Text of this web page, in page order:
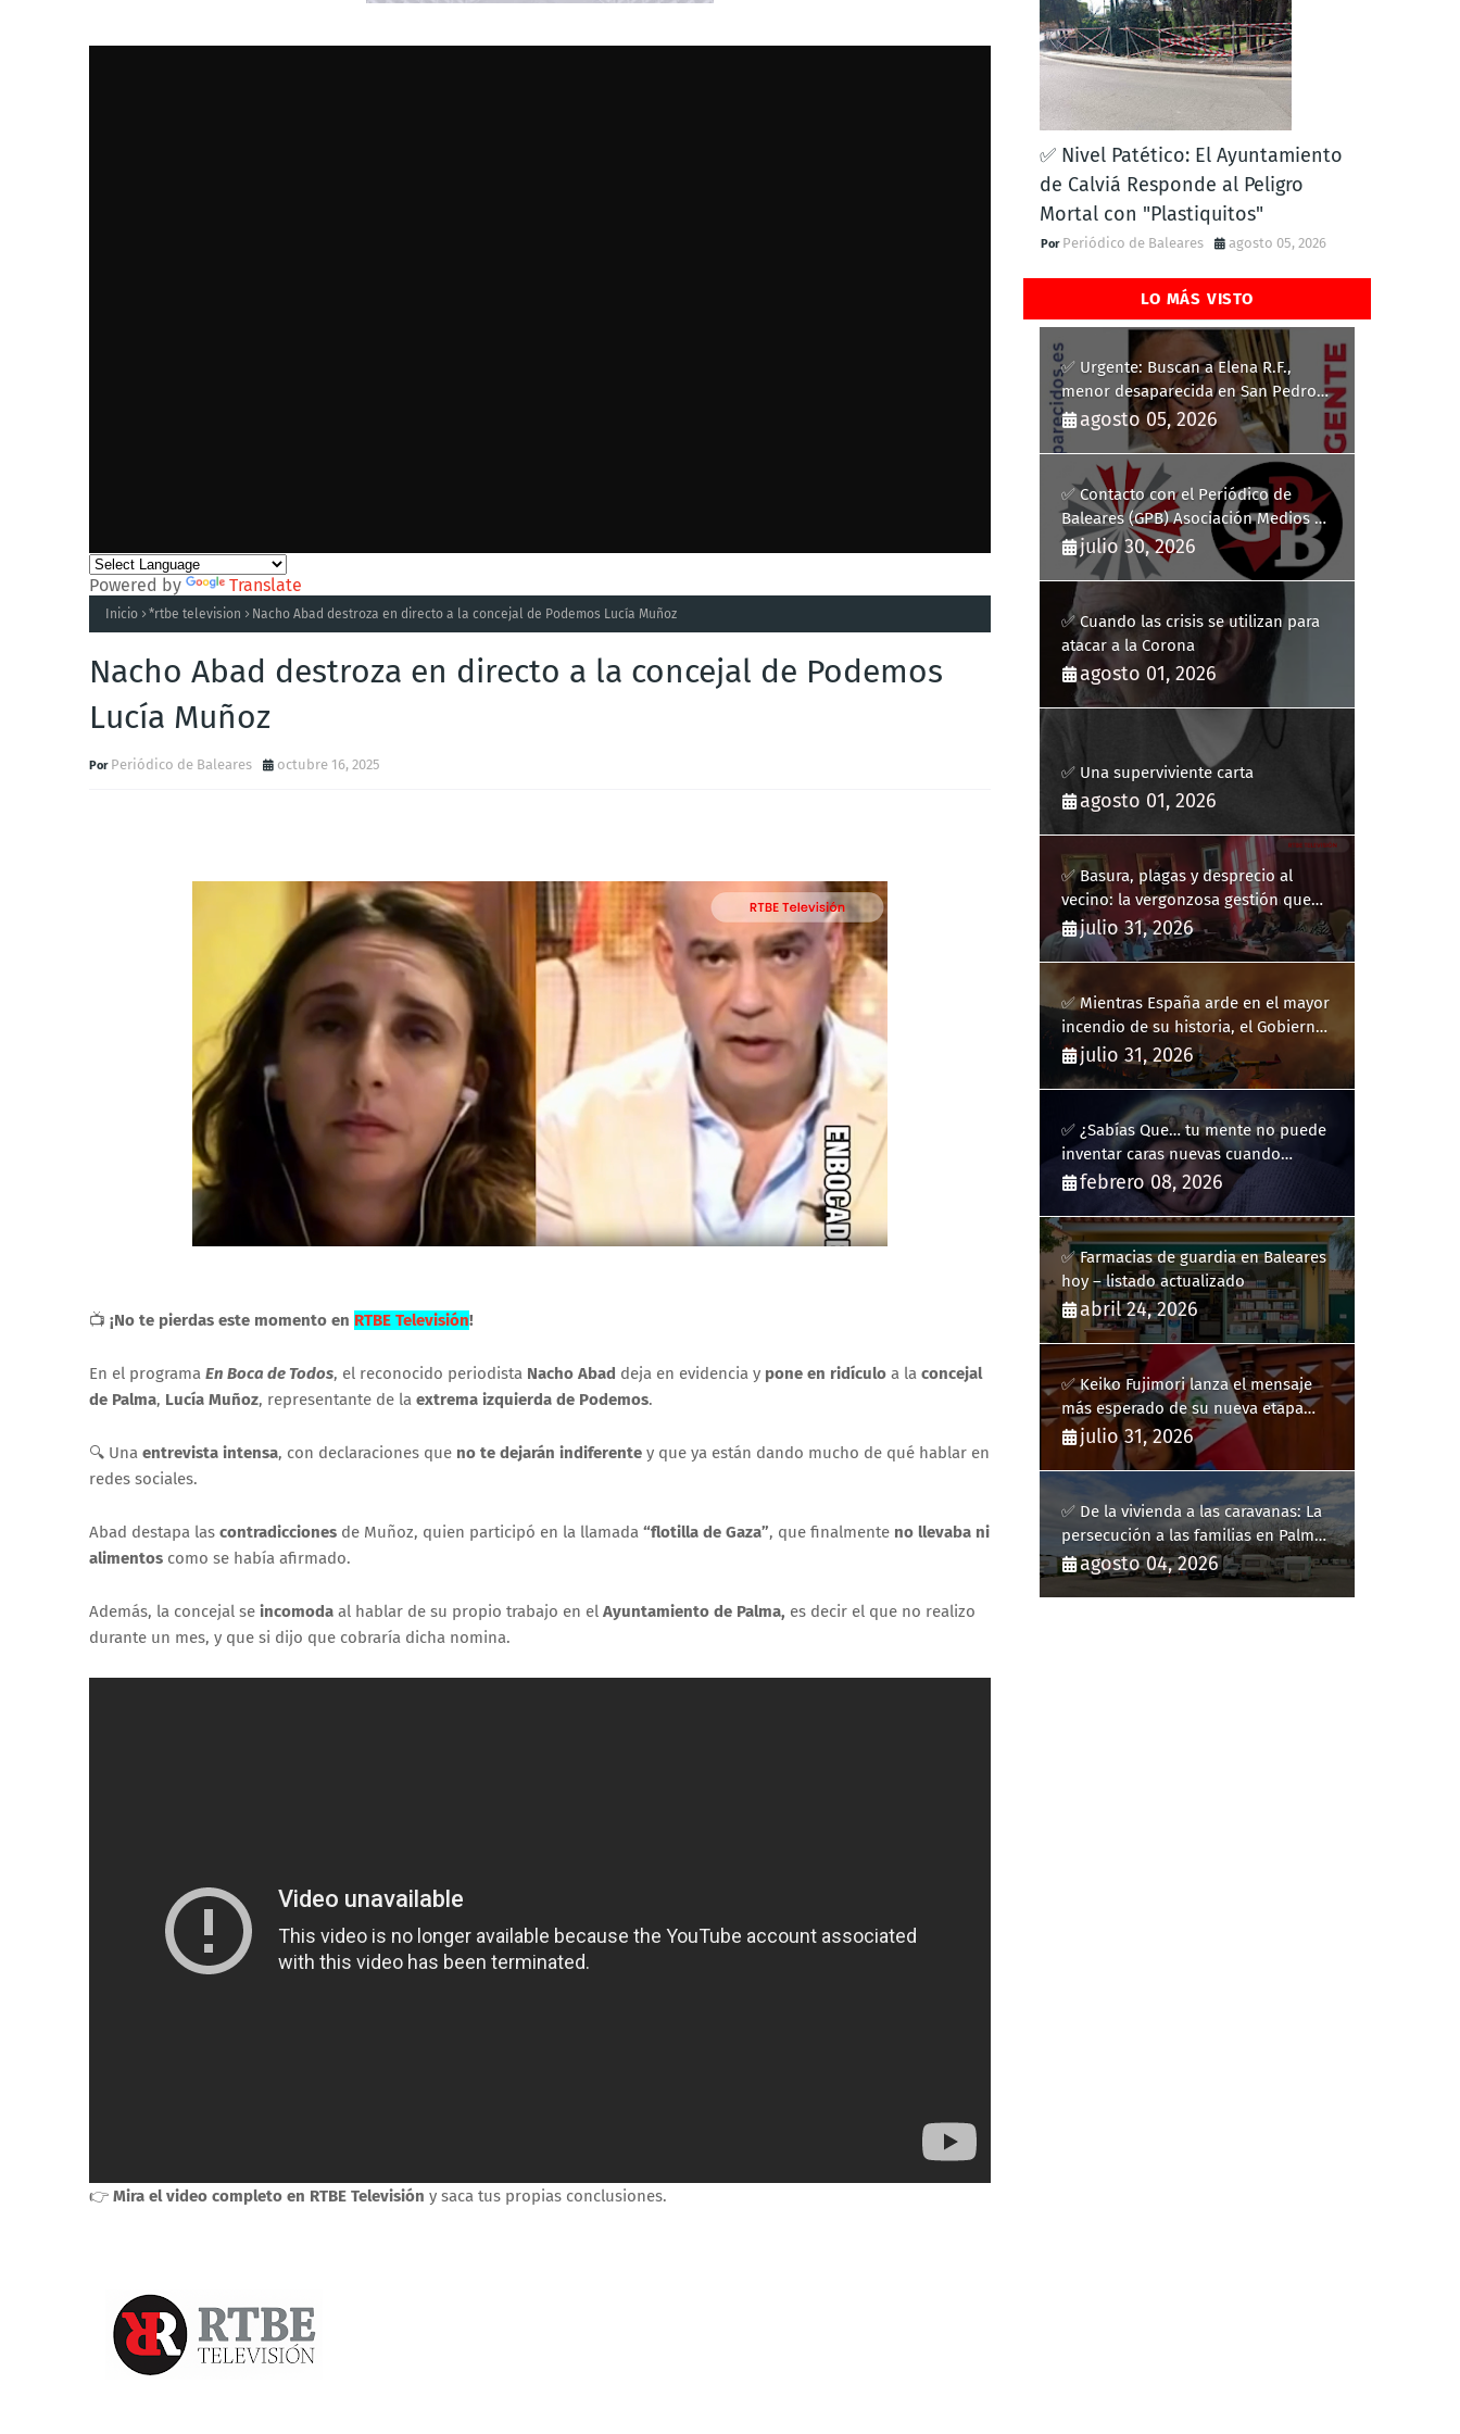
Powered by Translate
Inicio *rtbe television Nacho Abad destroza en directo a la concejal de Podemos Lucía Muñoz
Nacho Abad destroza en directo a la concejal de Podemos
Lucía Muñoz
Periódico de Baleares octubre 16, 2025
📺 ¡No te pierdas este momento en RTBE Televisión!
En el programa En Boca de Todos, el reconocido periodista Nacho Abad deja en evidencia y pone en ridículo a la concejal
de Palma, Lucía Muñoz, representante de la extrema izquierda de Podemos.
🔍 Una entrevista intensa, con declaraciones que no te dejarán indiferente y que ya están dando mucho de qué hablar en
redes sociales.
Abad destapa las contradicciones de Muñoz, quien participó en la llamada “flotilla de Gaza”, que finalmente no llevaba ni
alimentos como se había afirmado.
Además, la concejal se incomoda al hablar de su propio trabajo en el Ayuntamiento de Palma, es decir el que no realizo
durante un mes, y que si dijo que cobraría dicha nomina.
👉 Mira el video completo en RTBE Televisión y saca tus propias conclusiones.
✅ Nivel Patético: El Ayuntamiento
de Calviá Responde al Peligro
Mortal con "Plastiquitos"
Periódico de Baleares agosto 05, 2026
LO MÁS VISTO
✅ Urgente: Buscan a Elena R.F.,
menor desaparecida en San Pedro
del Pinatar
agosto 05, 2026
✅ Contacto con el Periódico de
Baleares (GPB) Asociación Medios de
Comunicación Digitales
julio 30, 2026
✅ Cuando las crisis se utilizan para
atacar a la Corona
agosto 01, 2026
✅ Una superviviente carta
agosto 01, 2026
✅ Basura, plagas y desprecio al
vecino: la vergonzosa gestión que
ha hecho estallar a Llucmajor
julio 31, 2026
✅ Mientras España arde en el mayor
incendio de su historia, el Gobierno
bloquea siete hidroaviones por
"ahorrarse" dinero
julio 31, 2026
✅ ¿Sabías Que… tu mente no puede
inventar caras nuevas cuando
sueñas?
febrero 08, 2026
✅ Farmacias de guardia en Baleares
hoy – listado actualizado
abril 24, 2026
✅ Keiko Fujimori lanza el mensaje
más esperado de su nueva etapa
como presidenta de Perú
julio 31, 2026
✅ De la vivienda a las caravanas: La
persecución a las familias en Palma
y la complicidad de un fracaso
heredado
agosto 04, 2026